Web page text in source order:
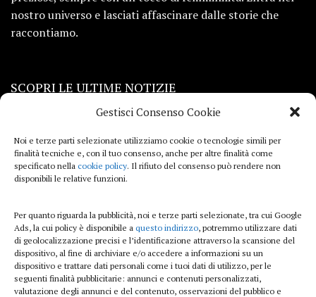
Gestisci Consenso Cookie
Noi e terze parti selezionate utilizziamo cookie o tecnologie simili per
finalità tecniche e, con il tuo consenso, anche per altre finalità come
specificato nella cookie policy. Il rifiuto del consenso può rendere non
disponibili le relative funzioni.
Per quanto riguarda la pubblicità, noi e terze parti selezionate, tra cui Google
Ads, la cui policy è disponibile a questo indirizzo, potremmo utilizzare dati
di geolocalizzazione precisi e l’identificazione attraverso la scansione del
dispositivo, al fine di archiviare e/o accedere a informazioni su un
dispositivo e trattare dati personali come i tuoi dati di utilizzo, per le
seguenti finalità pubblicitarie: annunci e contenuti personalizzati,
valutazione degli annunci e del contenuto, osservazioni del pubblico e
nostro universo e lasciati affascinare dalle storie che
raccontiamo.
SCOPRI LE ULTIME NOTIZIE
Viaggi
Beauty e benessere
Curiosità
Lifestyle
Sport